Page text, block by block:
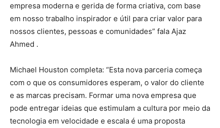
empresa moderna e gerida de forma criativa, com base
em nosso trabalho inspirador e útil para criar valor para
nossos clientes, pessoas e comunidades” fala Ajaz
Ahmed .
Michael Houston completa: “Esta nova parceria começa
com o que os consumidores esperam, o valor do cliente
e as marcas precisam. Formar uma nova empresa que
pode entregar ideias que estimulam a cultura por meio da
tecnologia em velocidade e escala é uma proposta